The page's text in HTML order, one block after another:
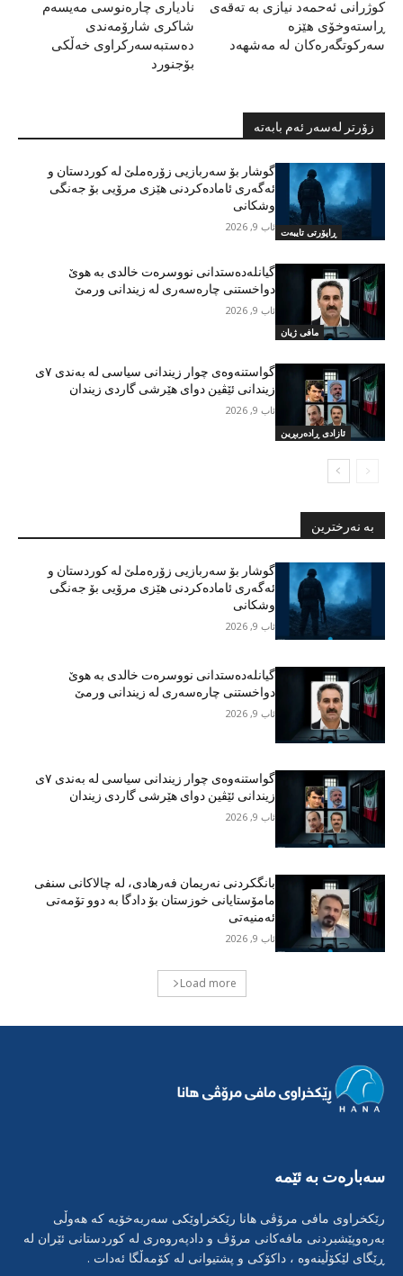
نادیاری چارەنوسی مەیسەم
شاکری شارۆمەندی
دەستبەسەرکراوی خەڵکی
بۆجنورد
کوژرانی ئەحمەد نیازی بە تەقەی
ڕاستەوخۆی هێزە
سەرکوتگەرەکان لە مەشهەد
زۆرتر لەسەر ئەم بابەتە
ڕاپۆرتی تایبەت
گوشار بۆ سەربازیی زۆرەملێ لە کوردستان و
ئەگەری ئامادەکردنی هێزی مرۆیی بۆ جەنگی
وشکانی
ئاب 9, 2026
مافی ژیان
گیانلەدەستدانی نووسرەت خالدی بە هوێ
دواخستنی چارەسەری لە زیندانی ورمێ
ئاب 9, 2026
ئازادی ڕادەربڕین
گواستنەوەی چوار زیندانی سیاسی لە بەندی ٧ی
زیندانی ئێڤین دوای هێرشی گاردی زیندان
ئاب 9, 2026
بە نەرخترین
گوشار بۆ سەربازیی زۆرەملێ لە کوردستان و
ئەگەری ئامادەکردنی هێزی مرۆیی بۆ جەنگی
وشکانی
ئاب 9, 2026
گیانلەدەستدانی نووسرەت خالدی بە هوێ
دواخستنی چارەسەری لە زیندانی ورمێ
ئاب 9, 2026
گواستنەوەی چوار زیندانی سیاسی لە بەندی ٧ی
زیندانی ئێڤین دوای هێرشی گاردی زیندان
ئاب 9, 2026
بانگکردنی نەریمان فەرهادی، لە چالاکانی سنفی
مامۆستایانی خوزستان بۆ دادگا بە دوو تۆمەتی
ئەمنیەتی
ئاب 9, 2026
Load more
سەبارەت بە ئێمە
رێکخراوی مافی مرۆڤی هانا رێکخراوێکی سەربەخۆیە کە هەوڵی
بەرەوپێشبردنی مافەکانی مرۆڤ و دادپەروەری لە کوردستانی ئێران لە
ڕێگای لێکۆڵینەوە ، داکۆکی و پشتیوانی لە کۆمەڵگا ئەدات .